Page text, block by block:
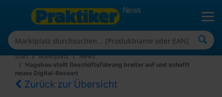
News
Start Marktplatz
News
Hagebau stellt Geschäftsführung breiter auf und schafft
neues Digital-Ressort
Zurück zur Übersicht